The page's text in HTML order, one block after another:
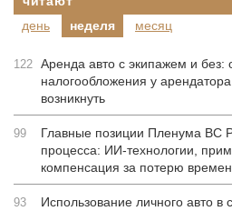
день
неделя месяц
122 Аренда авто с экипажем и без:
налогообложения у
возникнуть
99
Главные позиции Пленума ВС
процесса: ИИ-технологии,
компенсация за потерю
93
Использование личного авто в